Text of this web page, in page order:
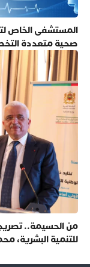
المستشفى الخاص
صحية متعددة
من الحسيمة.. تصريح
للتنمية البشرية،